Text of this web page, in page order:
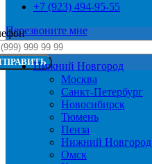
+7 (923) 494-95-55
Перезвоните мне
Нижний Новгород
Москва
Санкт-Петербург
Новосибирск
Тюмень
Пенза
Нижний Новгород
Омск